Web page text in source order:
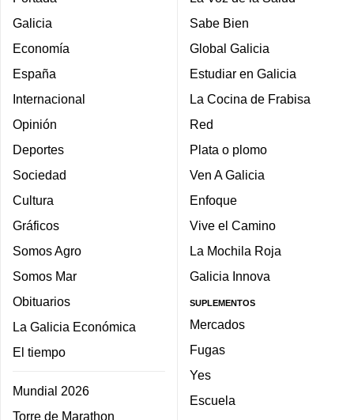
Galicia
Economía
España
Internacional
Opinión
Deportes
Sociedad
Cultura
Gráficos
Somos Agro
Somos Mar
Obituarios
La Galicia Económica
El tiempo
Mundial 2026
Torre de Marathon
Sabe Bien
Global Galicia
Estudiar en Galicia
La Cocina de Frabisa
Red
Plata o plomo
Ven A Galicia
Enfoque
Vive el Camino
La Mochila Roja
Galicia Innova
SUPLEMENTOS
Mercados
Fugas
Yes
Escuela